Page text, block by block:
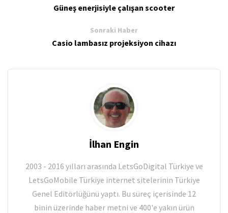
Güneş enerjisiyle çalışan scooter
Sonraki Haber
Casio lambasız projeksiyon cihazı
İlhan Engin
2003 - 2016 yılları arasında LetsGoDigital Türkiye ve
LetsGoMobile Türkiye internet sitelerinin Türkiye
Genel Editörlüğünü yaptı. Bu süreç içerisinde 12
binin üzerinde haber metni ve 400'e yakın ürün